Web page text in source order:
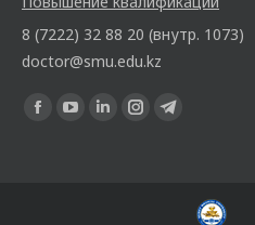
8 (7222) 32 88 20 (внутр. 1073)
doctor@smu.edu.kz
Ищите нас: